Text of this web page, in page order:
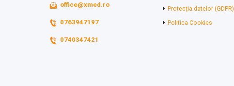
office@xmed.ro
0763947197
0740347421
Protecția datelor (GDPR)
Politica Cookies